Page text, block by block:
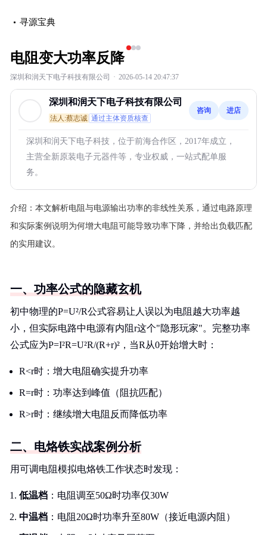
寻源宝典
电阻变大功率反降
深圳和润天下电子科技有限公司 · 2026-05-14 20:47:37
深圳和润天下电子科技有限公司
法人:蔡志诚 通过主体资质核查
咨询 进店
深圳和润天下电子科技，位于前海合作区，2017年成立，
主营全新原装电子元器件等，专业权威，一站式配单服
务。
介绍： 本文解析电阻与电源输出功率的非线性关系，通过电路原理
和实际案例说明为何增大电阻可能导致功率下降，并给出负载匹配
的实用建议。
一、功率公式的隐藏玄机
初中物理的P=U²/R公式容易让人误以为电阻越大功率越
小，但实际电路中电源有内阻r这个"隐形玩家"。完整功率
公式应为P=I²R=U²R/(R+r)²，当R从0开始增大时：
R<r时：增大电阻确实提升功率
R=r时：功率达到峰值（阻抗匹配）
R>r时：继续增大电阻反而降低功率
二、电烙铁实战案例分析
用可调电阻模拟电烙铁工作状态时发现：
低温档 ：电阻调至50Ω时功率仅30W
中温档 ：电阻20Ω时功率升至80W（接近电源内阻）